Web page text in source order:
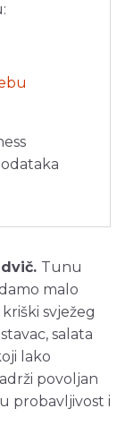
Tunu
malo
svježeg
salata
lako
povoljan
probavljivost i